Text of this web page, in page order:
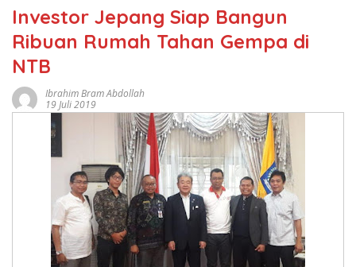
Investor Jepang Siap Bangun
Ribuan Rumah Tahan Gempa di
NTB
Ibrahim Bram Abdollah
19 Juli 2019